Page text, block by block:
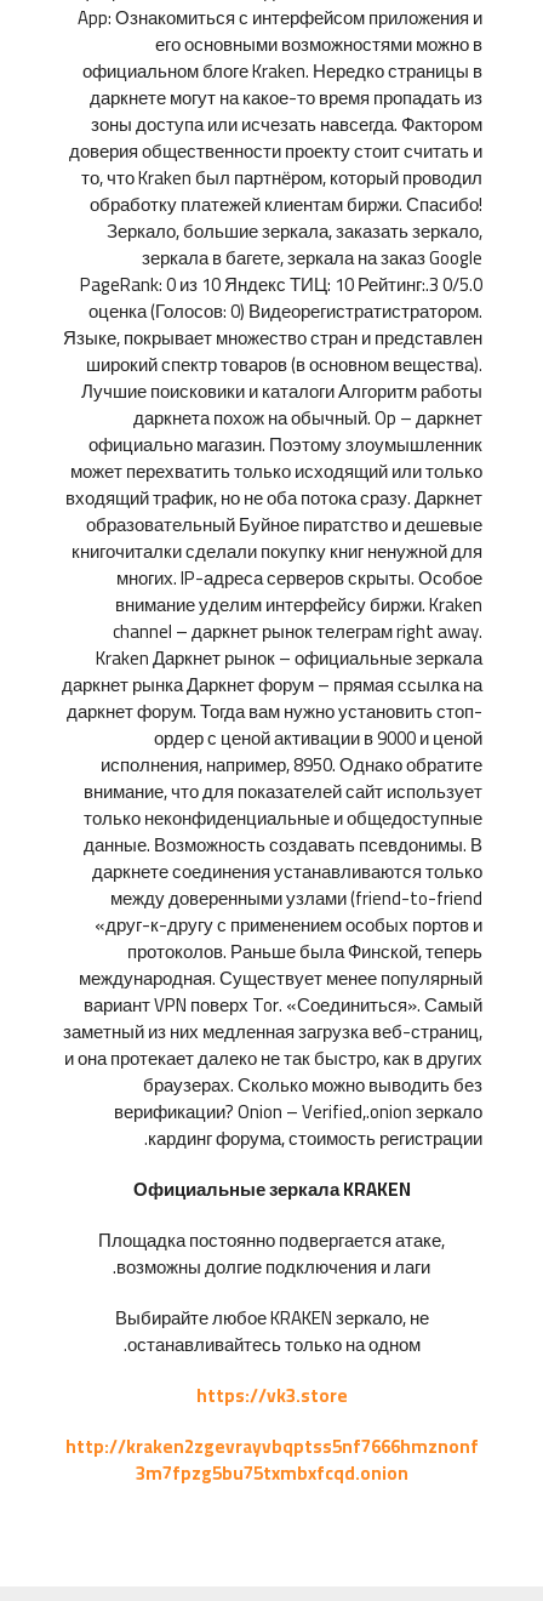
App: Ознакомиться с интерфейсом приложения и
его основными возможностями можно в
официальном блоге Kraken. Нередко страницы в
даркнете могут на какое-то время пропадать из
зоны доступа или исчезать навсегда. Фактором
доверия общественности проекту стоит считать и
то, что Kraken был партнёром, который проводил
обработку платежей клиентам биржи. Спасибо!
Зеркало, большие зеркала, заказать зеркало,
зеркала в багете, зеркала на заказ Google
PageRank: 0 из 10 Яндекс ТИЦ: 10 Рейтинг:.3 0/5.0
оценка (Голосов: 0) Видеорегистратистратором.
Языке, покрывает множество стран и представлен
широкий спектр товаров (в основном вещества).
Лучшие поисковики и каталоги Алгоритм работы
даркнета похож на обычный. Op – даркнет
официально магазин. Поэтому злоумышленник
может перехватить только исходящий или только
входящий трафик, но не оба потока сразу. Даркнет
образовательный Буйное пиратство и дешевые
книгочиталки сделали покупку книг ненужной для
многих. IP-адреса серверов скрыты. Особое
внимание уделим интерфейсу биржи. Kraken
channel – даркнет рынок телеграм right away.
Kraken Даркнет рынок – официальные зеркала
даркнет рынка Даркнет форум – прямая ссылка на
даркнет форум. Тогда вам нужно установить стоп-
ордер с ценой активации в 9000 и ценой
исполнения, например, 8950. Однако обратите
внимание, что для показателей сайт использует
только неконфиденциальные и общедоступные
данные. Возможность создавать псевдонимы. В
даркнете соединения устанавливаются только
между доверенными узлами (friend-to-friend
«друг-к-другу с применением особых портов и
протоколов. Раньше была Финской, теперь
международная. Существует менее популярный
вариант VPN поверх Tor. «Соединиться». Самый
заметный из них медленная загрузка веб-страниц,
и она протекает далеко не так быстро, как в других
браузерах. Сколько можно выводить без
верификации? Onion – Verified,.onion зеркало
кардинг форума, стоимость регистрации.
Официальные зеркала KRAKEN
Площадка постоянно подвергается атаке,
возможны долгие подключения и лаги.
Выбирайте любое KRAKEN зеркало, не
останавливайтесь только на одном.
https://vk3.store
http://kraken2zgevrayvbqptss5nf7666hmznonf
3m7fpzg5bu75txmbxfcqd.onion